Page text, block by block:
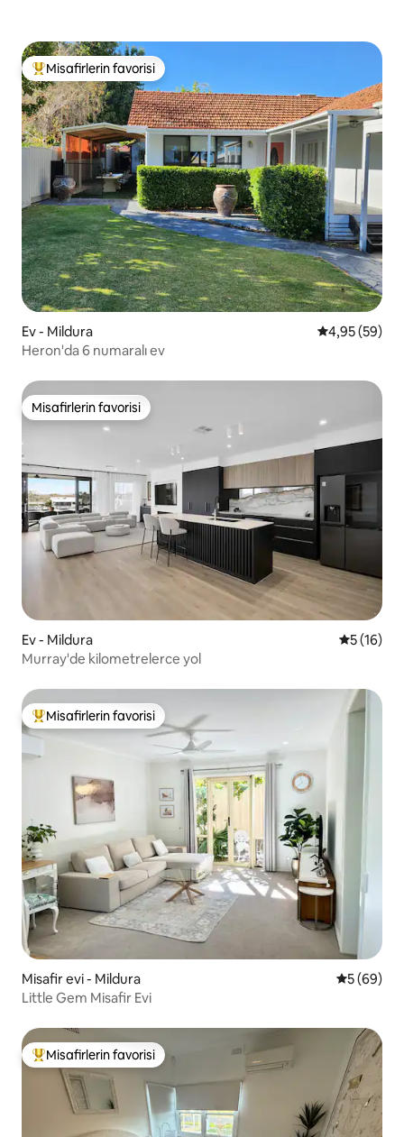
Misafirlerin favorilerinden en beğenilenler arasında
Misafirlerin favorisi
Ev - Mildura 5 üzerinden
4,95 (59)
Heron'da 6 numaralı ev
Misafirlerin favorisi
Misafirlerin favorisi
Ev - Mildura 55 (16)
Murray'de kilometrelerce yol
Misafirlerin favorilerinden en beğenilenler arasında
Misafirlerin favorisi
Misafir evi - Mildura 55 (69)
Little Gem Misafir Evi
Misafirlerin favorilerinden en beğenilenler arasında
Misafirlerin favorisi